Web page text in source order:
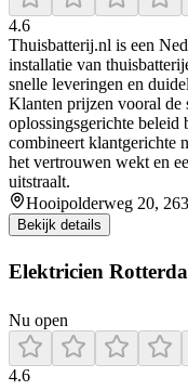
4.6
Thuisbatterij.nl is een
installatie van
snelle leveringen en
Klanten prijzen vooral de
oplossingsgerichte beleid
combineert klantgerichte
het vertrouwen wekt en
uitstraalt.
Hooipolderweg 20,
Bekijk details
Elektricien
Nu open
4.6